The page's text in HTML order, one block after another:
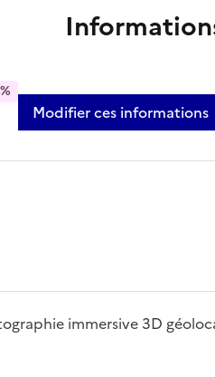
Modifier ces informations
immersive 3D